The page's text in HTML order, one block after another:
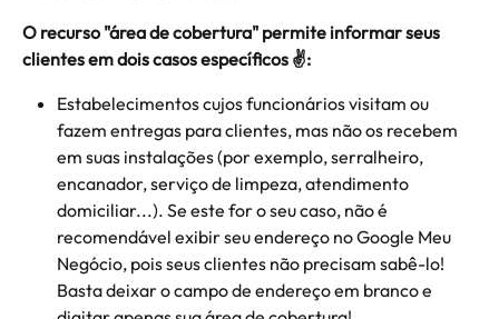
O recurso "área de cobertura" permite informar seus
clientes em dois casos específicos ✌️:
Estabelecimentos cujos funcionários visitam ou
fazem entregas para clientes, mas não os recebem
em suas instalações (por exemplo, serralheiro,
encanador, serviço de limpeza, atendimento
domiciliar...). Se este for o seu caso, não é
recomendável exibir seu endereço no Google Meu
Negócio, pois seus clientes não precisam sabê-lo!
Basta deixar o campo de endereço em branco e